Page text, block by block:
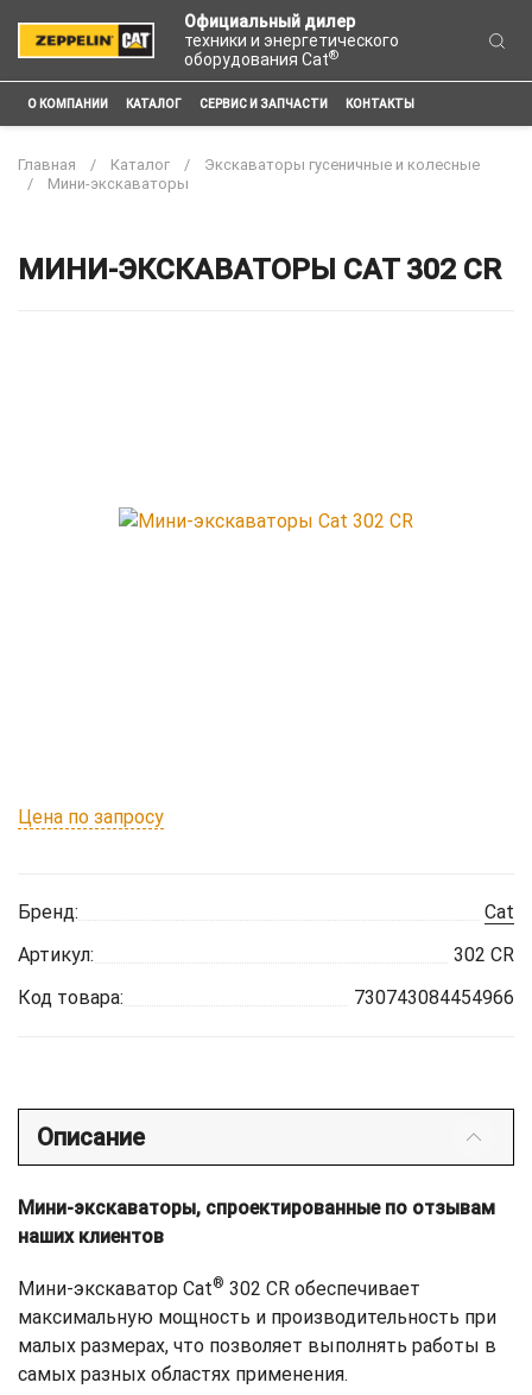
Официальный дилер
техники и энергетического
оборудования Cat®
О КОМПАНИИ КАТАЛОГ СЕРВИС И ЗАПЧАСТИ КОНТАКТЫ
Главная Каталог
Экскаваторы гусеничные и колесные
Мини-экскаваторы
МИНИ-ЭКСКАВАТОРЫ CAT 302 CR
Цена по запросу
Бренд:
Cat
Артикул:
302 CR
Код товара:
730743084454966
Описание
Мини-экскаваторы, спроектированные по отзывам
наших клиентов
Мини-экскаватор Cat® 302 CR обеспечивает
максимальную мощность и производительность при
малых размерах, что позволяет выполнять работы в
самых разных областях применения.